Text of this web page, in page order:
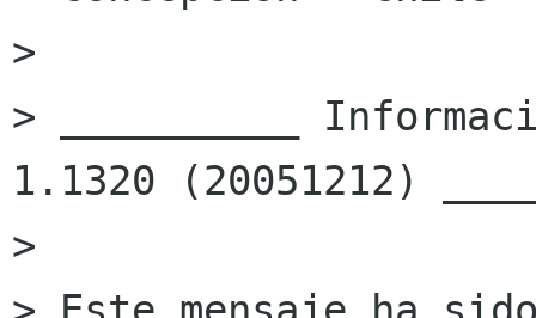
>
> __________
1.1320 (20051212)
>